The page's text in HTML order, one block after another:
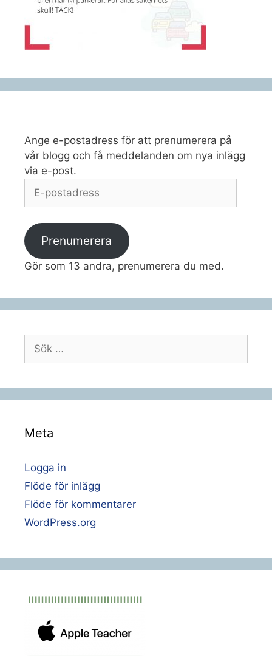
Ange e-postadress för att prenumerera på
vår blogg och få meddelanden om nya inlägg
via e-post.
postadress
Prenumerera
Gör som 13 andra, prenumerera du med.
Sök
efter:
Meta
Logga in
Flöde för inlägg
Flöde för kommentarer
WordPress.org